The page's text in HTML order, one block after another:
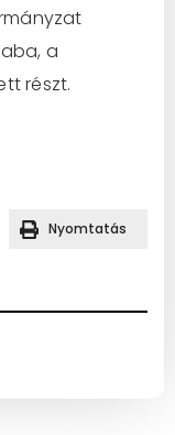
a
részt.
Nyomtatás